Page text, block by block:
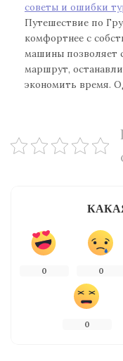
советы и ошибки
Путешествие по
комфортнее с
машины позволяет
маршрут,
экономить время.
0 0
0